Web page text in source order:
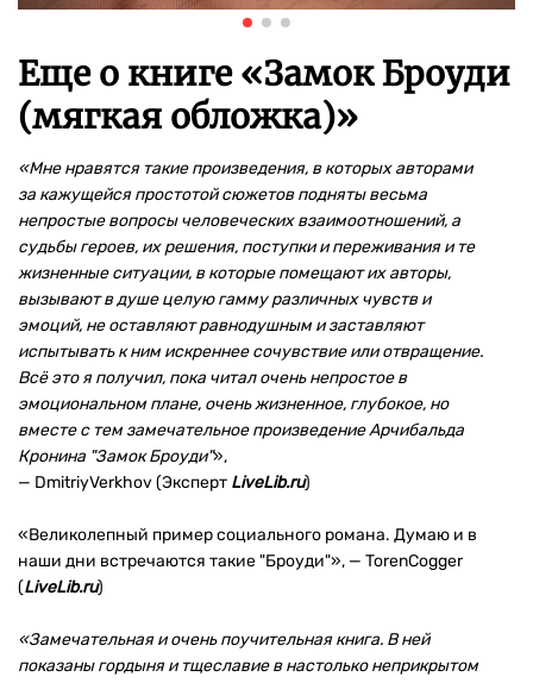
Еще о книге «Замок Броуди
(мягкая обложка)»
«Мне нравятся такие произведения, в которых авторами
за кажущейся простотой сюжетов подняты весьма
непростые вопросы человеческих взаимоотношений, а
судьбы героев, их решения, поступки и переживания и те
жизненные ситуации, в которые помещают их авторы,
вызывают в душе целую гамму различных чувств и
эмоций, не оставляют равнодушным и заставляют
испытывать к ним искреннее сочувствие или отвращение.
Всё это я получил, пока читал очень непростое в
эмоциональном плане, очень жизненное, глубокое, но
вместе с тем замечательное произведение Арчибальда
Кронина "Замок Броуди"»,
— DmitriyVerkhov (Эксперт LiveLib.ru)
«Великолепный пример социального романа. Думаю и в
наши дни встречаются такие "Броуди"», — TorenCogger
(LiveLib.ru)
«Замечательная и очень поучительная книга. В ней
показаны гордыня и тщеславие в настолько неприкрытом